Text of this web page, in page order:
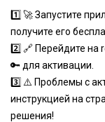
1️⃣ 🚀 Запустите
получите его
2️⃣ 🔗 Перейдите
🔑 для активации.
3️⃣ ⚠️ Проблемы с
инструкцией на
решения!